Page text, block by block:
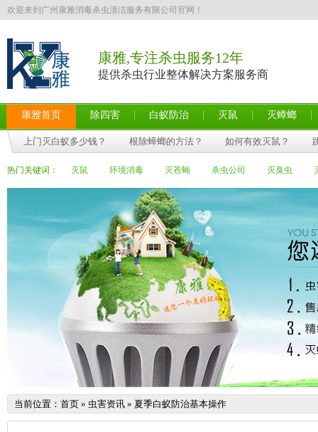
欢迎来到广州康雅消毒杀虫清洁服务有限公司官网！
康雅,专注杀虫服务12年
提供杀虫行业整体解决方案服务商
康雅首页 除四害 白蚁防治 灭鼠 灭蟑螂
上门灭白蚁多少钱？ 根除蟑螂的方法？ 如何有效灭鼠？
热门关键词： 灭鼠 环境消毒 灭苍蝇 杀虫公司 灭臭虫
当前位置： 首页 » 虫害资讯 » 夏季白蚁防治基本操作